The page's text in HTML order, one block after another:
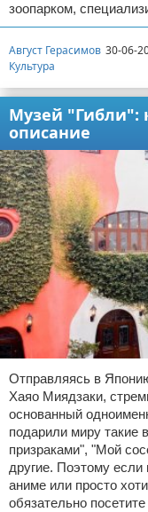
зоопарком,
Август Герасимов 30-06-
Культура
Музей "Гибли":
описание
Отправляясь в
Хаяо Миядзаки,
основанный
подарили миру такие
призраками", "Мой
другие. Поэтому
аниме или просто
обязательно